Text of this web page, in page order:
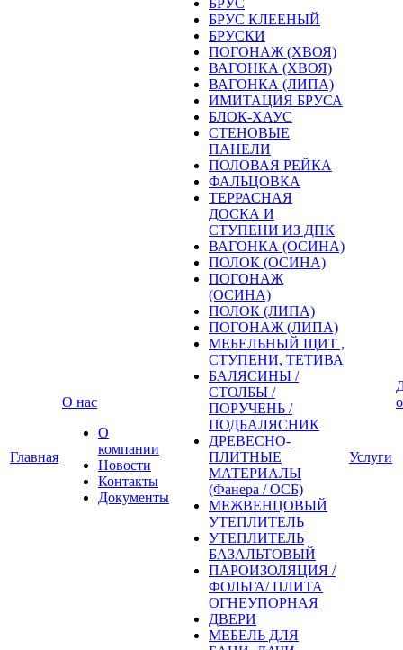
Главная
О нас
О
компании
Новости
Контакты
Документы
БРУС
БРУС КЛЕЕНЫЙ
БРУСКИ
ПОГОНАЖ (ХВОЯ)
ВАГОНКА (ХВОЯ)
ВАГОНКА (ЛИПА)
ИМИТАЦИЯ БРУСА
БЛОК-ХАУС
СТЕНОВЫЕ
ПАНЕЛИ
ПОЛОВАЯ РЕЙКА
ФАЛЬЦОВКА
ТЕРРАСНАЯ
ДОСКА И
СТУПЕНИ ИЗ ДПК
ВАГОНКА (ОСИНА)
ПОЛОК (ОСИНА)
ПОГОНАЖ
(ОСИНА)
ПОЛОК (ЛИПА)
ПОГОНАЖ (ЛИПА)
МЕБЕЛЬНЫЙ ЩИТ ,
СТУПЕНИ, ТЕТИВА
БАЛЯСИНЫ /
СТОЛБЫ /
ПОРУЧЕНЬ /
ПОДБАЛЯСНИК
ДРЕВЕСНО-
ПЛИТНЫЕ
МАТЕРИАЛЫ
(Фанера / ОСБ)
МЕЖВЕНЦОВЫЙ
УТЕПЛИТЕЛЬ
УТЕПЛИТЕЛЬ
БАЗАЛЬТОВЫЙ
ПАРОИЗОЛЯЦИЯ /
ФОЛЬГА/ ПЛИТА
ОГНЕУПОРНАЯ
ДВЕРИ
МЕБЕЛЬ ДЛЯ
Услуги